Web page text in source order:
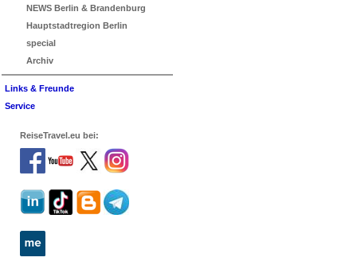
NEWS Berlin & Brandenburg
Hauptstadtregion Berlin
special
Archiv
Links & Freunde
Service
ReiseTravel.eu bei: